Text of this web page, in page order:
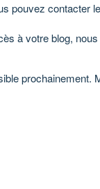
pouvez contacter
à votre blog,
prochainement.